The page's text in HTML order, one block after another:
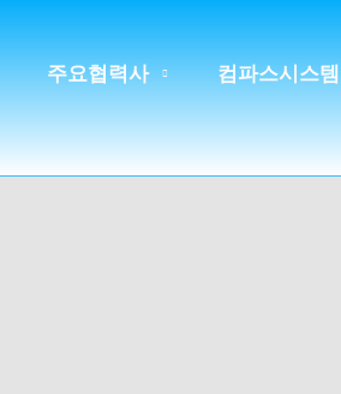
주요협력사 컴파스시스템